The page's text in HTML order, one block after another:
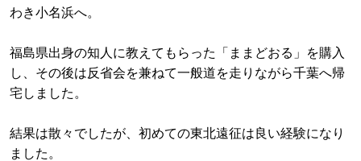
わき小名浜へ。
福島県出身の知人に教えてもらった「ままどおる」を購入
し、その後は反省会を兼ねて一般道を走りながら千葉へ帰
宅しました。
結果は散々でしたが、初めての東北遠征は良い経験になり
ました。